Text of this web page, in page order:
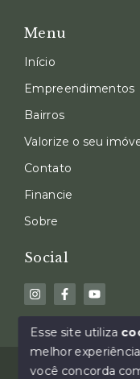
Olá!
Menu
Início
Empreendimentos
Bairros
Valorize o seu
Contato
Financie
Sobre
Social
© Copyright 2026 -
Esse site utiliza
melhor
você concorda